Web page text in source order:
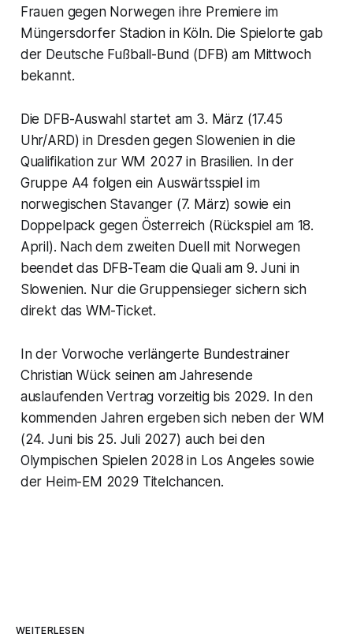
Frauen gegen Norwegen ihre Premiere im
Müngersdorfer Stadion in Köln. Die Spielorte gab
der Deutsche Fußball-Bund (DFB) am Mittwoch
bekannt.
Die DFB-Auswahl startet am 3. März (17.45
Uhr/ARD) in Dresden gegen Slowenien in die
Qualifikation zur WM 2027 in Brasilien. In der
Gruppe A4 folgen ein Auswärtsspiel im
norwegischen Stavanger (7. März) sowie ein
Doppelpack gegen Österreich (Rückspiel am 18.
April). Nach dem zweiten Duell mit Norwegen
beendet das DFB-Team die Quali am 9. Juni in
Slowenien. Nur die Gruppensieger sichern sich
direkt das WM-Ticket.
In der Vorwoche verlängerte Bundestrainer
Christian Wück seinen am Jahresende
auslaufenden Vertrag vorzeitig bis 2029. In den
kommenden Jahren ergeben sich neben der WM
(24. Juni bis 25. Juli 2027) auch bei den
Olympischen Spielen 2028 in Los Angeles sowie
der Heim-EM 2029 Titelchancen.
WEITERLESEN